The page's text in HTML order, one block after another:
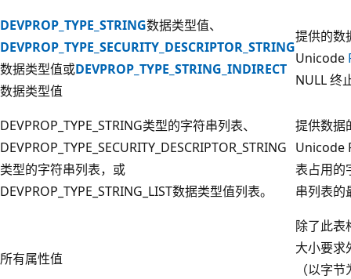
DEVPROP_TYPE_STRING数据类型值、
DEVPROP_TYPE_SECURITY_DESCRIPTOR_STRING
数据类型值或DEVPROP_TYPE_STRING_INDIRECT
数据类型值
提供的数
Unicode
NULL 终
DEVPROP_TYPE_STRING类型的字符串列表、
DEVPROP_TYPE_SECURITY_DESCRIPTOR_STRING
类型的字符串列表，或
DEVPROP_TYPE_STRING_LIST数据类型值列表。
提供数据
Unicode
表占用的
串列表的
所有属性值
除了此表
大小要求
（以字